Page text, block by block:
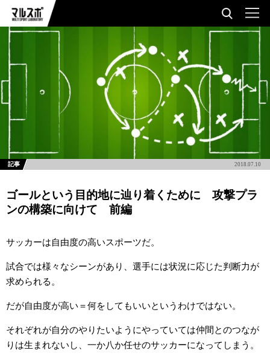
記事 2018.07.10
ゴールという目的地に辿り着くために 攻撃プラ
ンの構築に向けて 前編
サッカーは自由度の高いスポーツだ。
試合では様々なシーンがあり、選手には状況に応じた判断力が
求められる。
だが自由度が高い＝何をしてもいいというわけではない。
それぞれが自分のやりたいようにやっていては仲間とのつなが
りは生まれないし、一か八か任せのサッカーになってしまう。